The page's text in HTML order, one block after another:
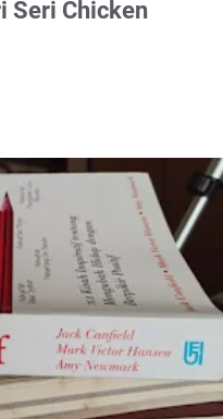
Seri Chicken